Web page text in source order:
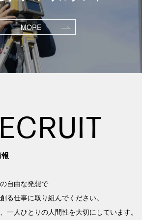
MORE
ECRUIT
自由な発想で
る仕事に取り組んでください。
一人ひとりの人間性を大切にしています。